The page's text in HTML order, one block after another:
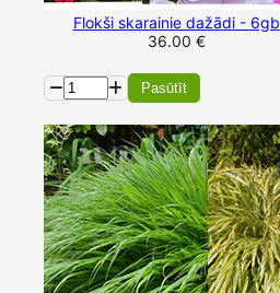
Flokši skarainie dažādi - 6gb
36.00 €
Pasūtīt